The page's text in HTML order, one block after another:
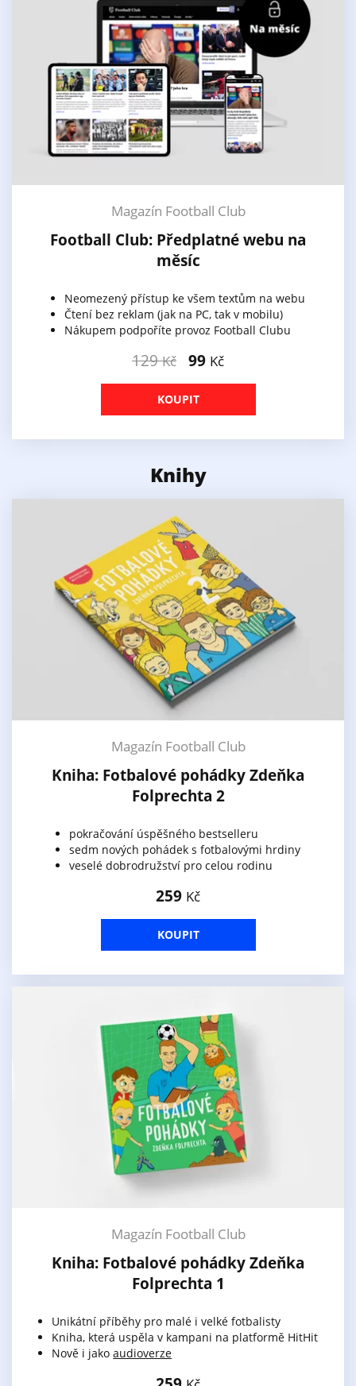
Magazín Football Club
Football Club: Předplatné webu na
měsíc
Neomezený přístup ke všem textům na webu
Čtení bez reklam (jak na PC, tak v mobilu)
Nákupem podpoříte provoz Football Clubu
129Kč 99 Kč
KOUPIT
Knihy
Magazín Football Club
Kniha: Fotbalové pohádky Zdeňka
Folprechta 2
pokračování úspěšného bestselleru
sedm nových pohádek s fotbalovými hrdiny
veselé dobrodružství pro celou rodinu
259 Kč
KOUPIT
Magazín Football Club
Kniha: Fotbalové pohádky Zdeňka
Folprechta 1
Unikátní příběhy pro malé i velké fotbalisty
Kniha, která uspěla v kampani na platformě HitHit
Nově i jakoaudioverze